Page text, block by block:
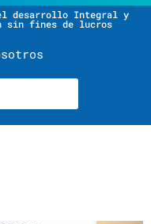
desarrollo Integral y
sin fines de lucros